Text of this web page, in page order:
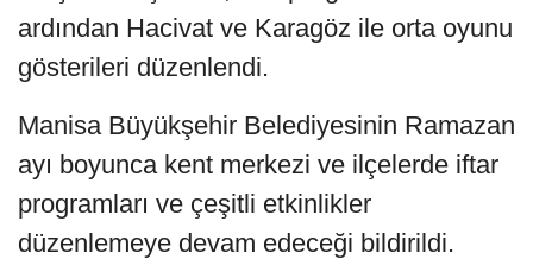
ardından Hacivat ve Karagöz ile orta oyunu
gösterileri düzenlendi.
Manisa Büyükşehir Belediyesinin Ramazan
ayı boyunca kent merkezi ve ilçelerde iftar
programları ve çeşitli etkinlikler
düzenlemeye devam edeceği bildirildi.